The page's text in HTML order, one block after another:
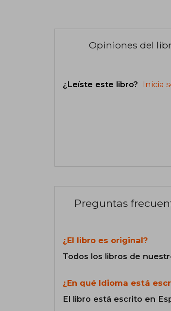
Opiniones del
¿Leíste este libro? Inicia
Preguntas
¿El libro es original?
Todos los libros de
¿En qué Idioma está
El libro está escrito en